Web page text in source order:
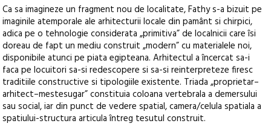
Ca sa imagineze un fragment nou de localitate, Fathy s-a bizuit pe
imaginile atemporale ale arhitecturii locale din pamânt si chirpici,
adica pe o tehnologie considerata „primitiva” de localnicii care îsi
doreau de fapt un mediu construit „modern” cu materialele noi,
disponibile atunci pe piata egipteana. Arhitectul a încercat sa-i
faca pe locuitori sa-si redescopere si sa-si reinterpreteze firesc
traditiile constructive si tipologiile existente. Triada „proprietar–
arhitect–mestesugar” constituia coloana vertebrala a demersului
sau social, iar din punct de vedere spatial, camera/celula spatiala a
spatiului-structura articula întreg tesutul construit.